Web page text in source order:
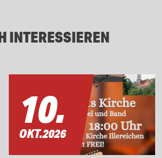
INTERESSIEREN
10.
OKT.2026